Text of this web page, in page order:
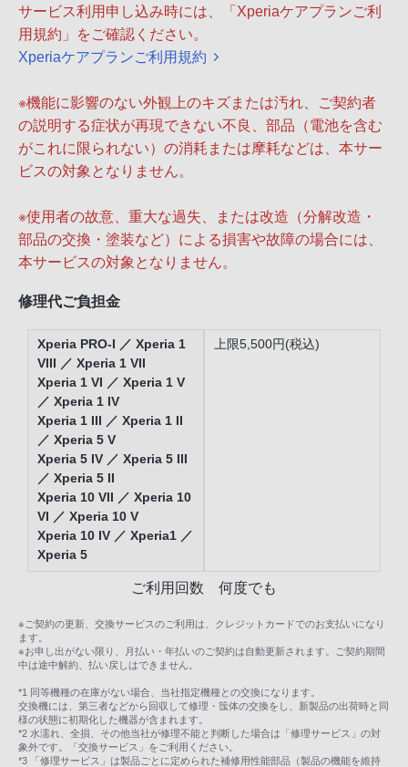
サービス利用申し込み時には、「Xperiaケアプランご利
用規約」をご確認ください。
Xperiaケアプランご利用規約
※機能に影響のない外観上のキズまたは汚れ、ご契約者
の説明する症状が再現できない不良、部品（電池を含む
がこれに限られない）の消耗または摩耗などは、本サー
ビスの対象となりません。
※使用者の故意、重大な過失、または改造（分解改造・
部品の交換・塗装など）による損害や故障の場合には、
本サービスの対象となりません。
修理代ご負担金
Xperia PRO-I ／ Xperia 1
VIII ／ Xperia 1 VII
Xperia 1 VI ／ Xperia 1 V
／ Xperia 1 IV
Xperia 1 III ／ Xperia 1 II
／ Xperia 5 V
Xperia 5 IV ／ Xperia 5 III
／ Xperia 5 II
Xperia 10 VII ／ Xperia 10
VI ／ Xperia 10 V
Xperia 10 IV ／ Xperia1 ／
Xperia 5
上限5,500円(税込)
ご利用回数 何度でも
※ご契約の更新、交換サービスのご利用は、クレジットカードでのお支払いになり
ます。
※お申し出がない限り、月払い・年払いのご契約は自動更新されます。ご契約期間
中は途中解約、払い戻しはできません。
*1 同等機種の在庫がない場合、当社指定機種との交換になります。
交換機には、第三者などから回収して修理・筺体の交換をし、新製品の出荷時と同
様の状態に初期化した機器が含まれます。
*2 水濡れ、全損、その他当社が修理不能と判断した場合は「修理サービス」の対
象外です。「交換サービス」をご利用ください。
*3 「修理サービス」は製品ごとに定められた補修用性能部品（製品の機能を維持